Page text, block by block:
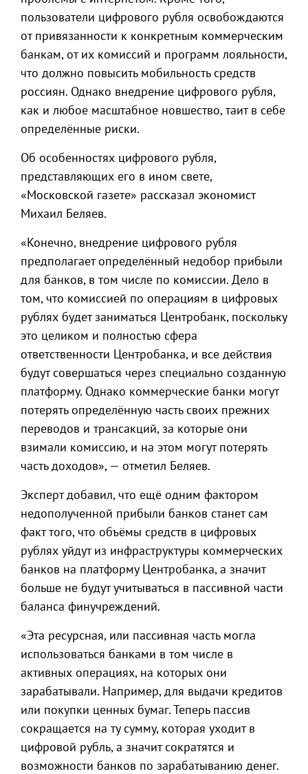
пользователи цифрового рубля освобождаются
от привязанности к конкретным коммерческим
банкам, от их комиссий и программ лояльности,
что должно повысить мобильность средств
россиян. Однако внедрение цифрового рубля,
как и любое масштабное новшество, таит в себе
определённые риски.
Об особенностях цифрового рубля,
представляющих его в ином свете,
«Московской газете» рассказал экономист
Михаил Беляев.
«Конечно, внедрение цифрового рубля
предполагает определённый недобор прибыли
для банков, в том числе по комиссии. Дело в
том, что комиссией по операциям в цифровых
рублях будет заниматься Центробанк, поскольку
это целиком и полностью сфера
ответственности Центробанка, и все действия
будут совершаться через специально созданную
платформу. Однако коммерческие банки могут
потерять определённую часть своих прежних
переводов и трансакций, за которые они
взимали комиссию, и на этом могут потерять
часть доходов», — отметил Беляев.
Эксперт добавил, что ещё одним фактором
недополученной прибыли банков станет сам
факт того, что объёмы средств в цифровых
рублях уйдут из инфраструктуры коммерческих
банков на платформу Центробанка, а значит
больше не будут учитываться в пассивной части
баланса финучреждений.
«Эта ресурсная, или пассивная часть могла
использоваться банками в том числе в
активных операциях, на которых они
зарабатывали. Например, для выдачи кредитов
или покупки ценных бумаг. Теперь пассив
сокращается на ту сумму, которая уходит в
цифровой рубль, а значит сократятся и
возможности банков по зарабатыванию денег.